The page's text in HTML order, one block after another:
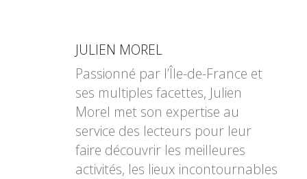
JULIEN MOREL
Passionné par l’Île-de-France et
ses multiples facettes, Julien
Morel met son expertise au
service des lecteurs pour leur
faire découvrir les meilleures
activités, les lieux incontournables